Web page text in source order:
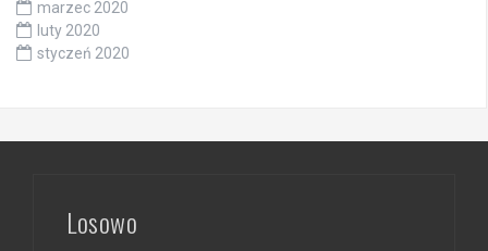
marzec 2020
luty 2020
styczeń 2020
Losowo